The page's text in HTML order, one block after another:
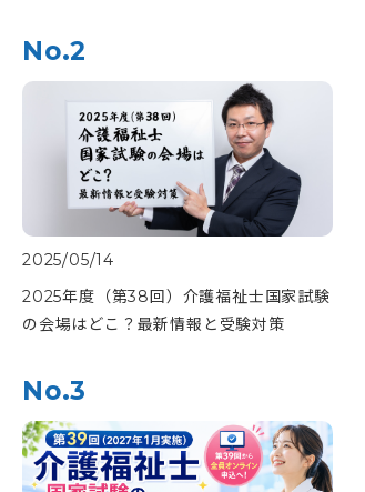
No.2
2025/05/14
2025年度（第38回）介護福祉士国家試験
の会場はどこ？最新情報と受験対策
No.3